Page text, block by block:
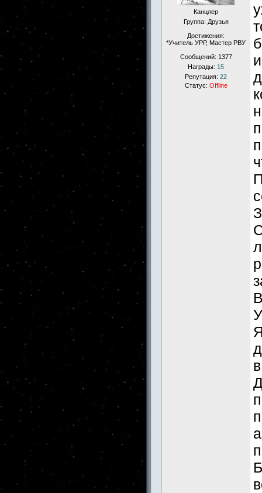
Канцлер
Группа: Друзья
Достижения:
*Учитель УРР, Мастер РВУ
Сообщений: 1377
Награды: 15
Репутация: 22
Статус: Offline